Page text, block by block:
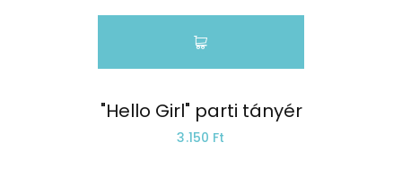
"Hello Girl" parti tányér
3.150 Ft